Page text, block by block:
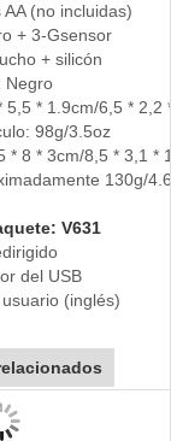
(no incluidas)
+ 3-Gsensor
+ silicón
Negro
* 1.9cm/6,5 * 2,2
98g/3.5oz
* 8 * 3cm/8,5 * 3,1 *
130g/
V631
del USB
(inglés)